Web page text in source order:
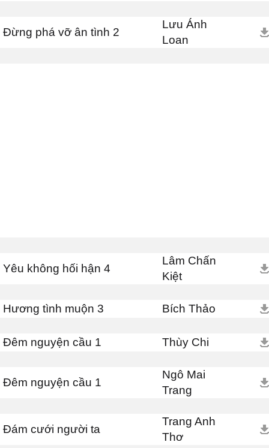
Đừng phá vỡ ân tình 2
Lưu Ánh
Loan
Yêu không hối hận 4
Lâm Chấn
Kiệt
Hương tình muộn 3 Bích Thảo
Đêm nguyện cầu 1 Thùy Chi
Đêm nguyện cầu 1
Ngô Mai
Trang
Đám cưới người ta
Trang Anh
Thơ